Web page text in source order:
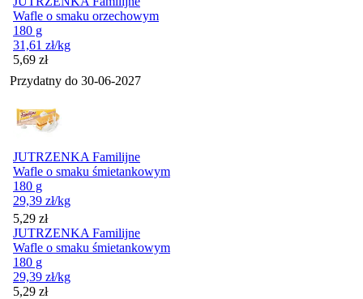
Wafle o smaku orzechowym
180 g
31,61 zł/kg
Cena
5,69 zł
Przydatny do 30-06-2027
JUTRZENKA Familijne
Wafle o smaku śmietankowym
180 g
29,39 zł/kg
Cena
5,29 zł
JUTRZENKA Familijne
Wafle o smaku śmietankowym
180 g
29,39 zł/kg
Cena
5,29 zł